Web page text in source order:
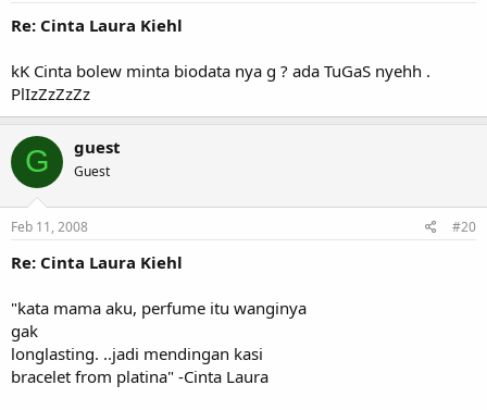
Re: Cinta Laura Kiehl
kK Cinta bolew minta biodata nya g ? ada TuGaS nyehh .
PlIzZzZzZz
G guest
Guest
Feb 11, 2008 #20
Re: Cinta Laura Kiehl
"kata mama aku, perfume itu wanginya
gak
longlasting. ..jadi mendingan kasi
bracelet from platina" -Cinta Laura